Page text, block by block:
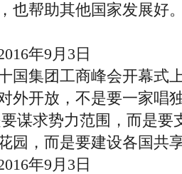
也帮助其他国家发展好
年9月3日
集团工商峰会开幕式
开放，不是要一家唱
谋求势力范围，而是要
园，而是要建设各国共
年9月3日